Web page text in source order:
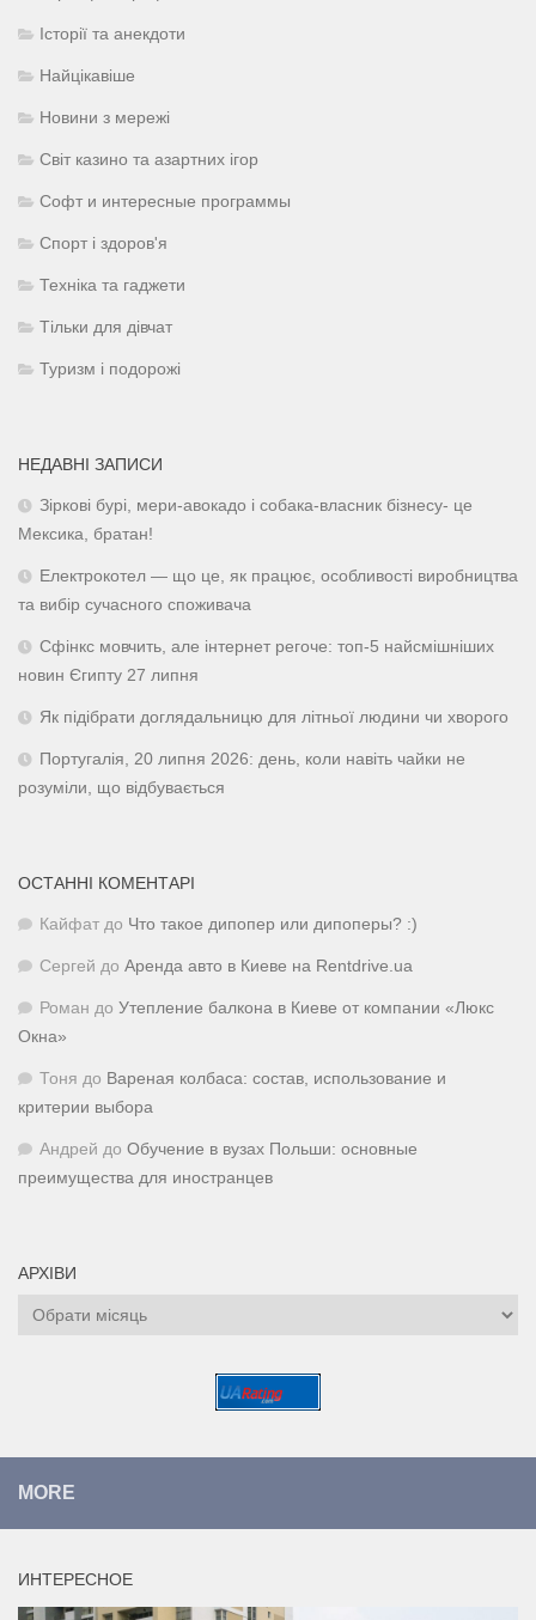
Історії та анекдоти
Найцікавіше
Новини з мережі
Світ казино та азартних ігор
Софт и интересные программы
Спорт і здоров'я
Техніка та гаджети
Тільки для дівчат
Туризм і подорожі
НЕДАВНІ ЗАПИСИ
Зіркові бурі, мери-авокадо і собака-власник бізнесу- це
Мексика, братан!
Електрокотел — що це, як працює, особливості виробництва
та вибір сучасного споживача
Сфінкс мовчить, але інтернет регоче: топ-5 найсмішніших
новин Єгипту 27 липня
Як підібрати доглядальницю для літньої людини чи хворого
Португалія, 20 липня 2026: день, коли навіть чайки не
розуміли, що відбувається
ОСТАННІ КОМЕНТАРІ
Кайфат до Что такое дипопер или дипоперы? :)
Сергей до Аренда авто в Киеве на Rentdrive.ua
Роман до Утепление балкона в Киеве от компании «Люкс
Окна»
Тоня до Вареная колбаса: состав, использование и
критерии выбора
Андрей до Обучение в вузах Польши: основные
преимущества для иностранцев
АРХІВИ
Архіви
MORE
ИНТЕРЕСНОЕ